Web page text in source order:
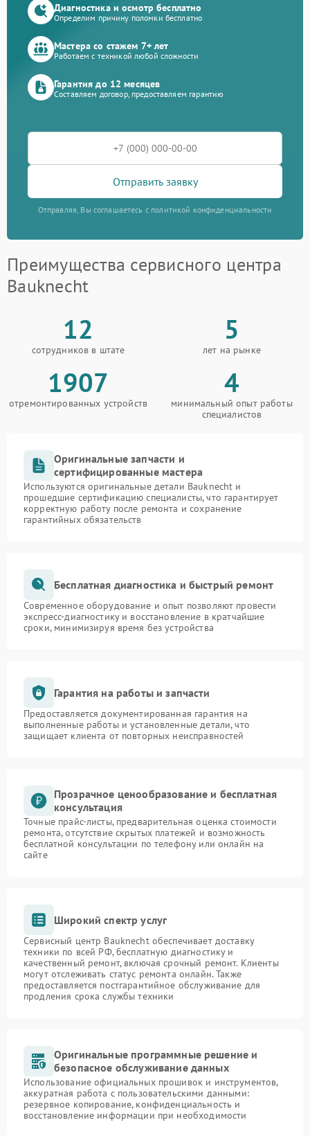
Диагностика и осмотр бесплатно
Определим причину поломки бесплатно
Мастера со стажем 7+ лет
Работаем с техникой любой сложности
Гарантия до 12 месяцев
Составляем договор, предоставляем гарантию
Отправить заявку
Отправляя, Вы соглашаетесь с политикой конфиденциальности
Преимущества сервисного центра
Bauknecht
12
сотрудников в штате
5
лет на рынке
1907
отремонтированных устройств
4
минимальный опыт работы
специалистов
Оригинальные запчасти и
сертифицированные мастера
Используются оригинальные детали Bauknecht и
прошедшие сертификацию специалисты, что гарантирует
корректную работу после ремонта и сохранение
гарантийных обязательств
Бесплатная диагностика и быстрый ремонт
Современное оборудование и опыт позволяют провести
экспресс-диагностику и восстановление в кратчайшие
сроки, минимизируя время без устройства
Гарантия на работы и запчасти
Предоставляется документированная гарантия на
выполненные работы и установленные детали, что
защищает клиента от повторных неисправностей
Прозрачное ценообразование и бесплатная
консультация
Точные прайс-листы, предварительная оценка стоимости
ремонта, отсутствие скрытых платежей и возможность
бесплатной консультации по телефону или онлайн на
сайте
Широкий спектр услуг
Сервисный центр Bauknecht обеспечивает доставку
техники по всей РФ, бесплатную диагностику и
качественный ремонт, включая срочный ремонт. Клиенты
могут отслеживать статус ремонта онлайн. Также
предоставляется постгарантийное обслуживание для
продления срока службы техники
Оригинальные программные решение и
безопасное обслуживание данных
Использование официальных прошивок и инструментов,
аккуратная работа с пользовательскими данными:
резервное копирование, конфиденциальность и
восстановление информации при необходимости